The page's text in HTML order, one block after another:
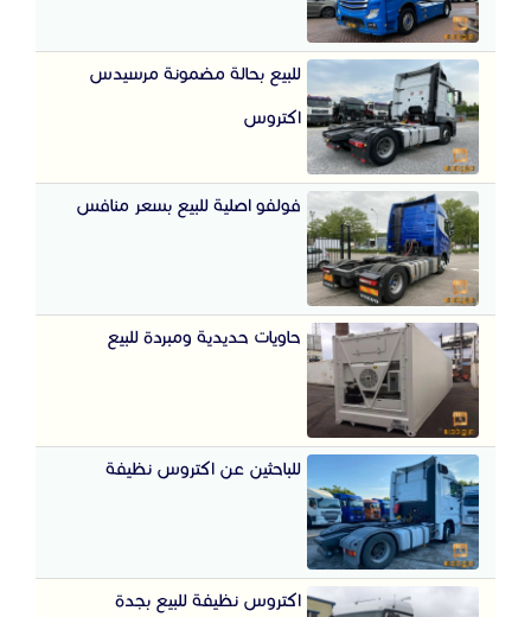
للبيع بحالة مضمونة مرسيدس
اكتروس
فولفو اصلية للبيع بسعر منافس
حاويات حديدية ومبردة للبيع
للباحثين عن اكتروس نظيفة
اكتروس نظيفة للبيع بجدة